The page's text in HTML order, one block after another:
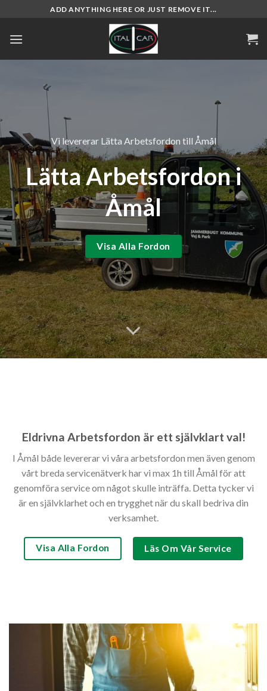
content
ADD ANYTHING HERE OR JUST REMOVE IT...
Vi levererar Lätta Arbetsfordon till Åmål
Lätta Arbetsfordon i
Åmål
Visa Alla Fordon
Eldrivna Arbetsfordon är ett självklart val!
I Åmål både levererar vi våra arbetsfordon men även genom
vårt breda servicenätverk har vi max 1h till Åmål för att
genomföra service om något skulle inträffa. Detta tycker vi
är en självklarhet och en trygghet när du skall bedriva din
verksamhet.
Visa Alla Fordon Läs Om Vår Service